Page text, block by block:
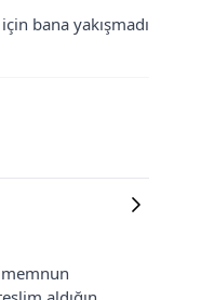
bana yakışmadı